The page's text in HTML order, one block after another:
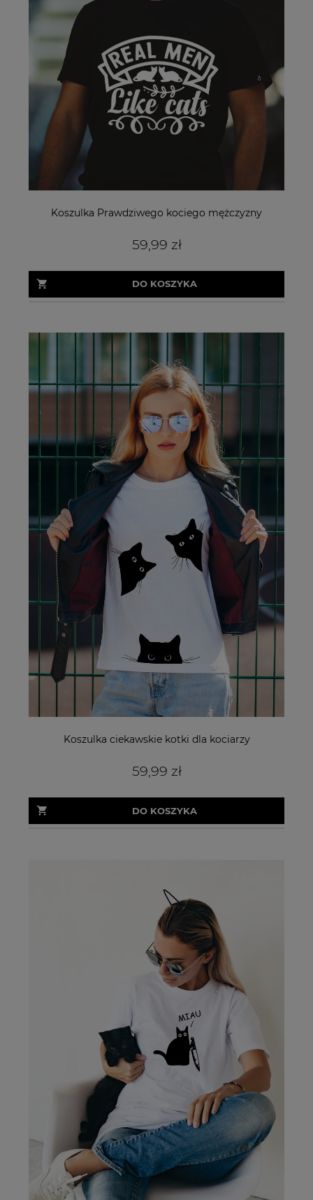
Koszulka Prawdziwego kociego mężczyzny
59,99 zł
DO KOSZYKA
Koszulka ciekawskie kotki dla kociarzy
59,99 zł
DO KOSZYKA